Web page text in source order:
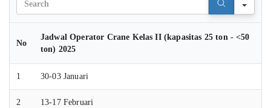
No
Jadwal Operator Crane Kelas II (kapasitas 25 ton - <50
ton) 2025
1 30-03 Januari
2 13-17 Februari